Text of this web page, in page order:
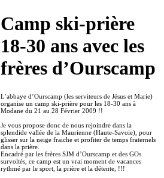
Camp ski-prière
18-30 ans avec les
frères d’Ourscamp
L’abbaye d’Ourscamp (les serviteurs de Jésus et Marie)
organise un camp ski-prière pour les 18-30 ans à
Modane du 21 au 28 Février 2009 !!
Je vous propose donc de nous rejoindre dans la
splendide vallée de la Maurienne (Haute-Savoie), pour
glisser sur la neige fraiche et profiter de temps fraternels
dans la prière.
Encadré par les frères SJM d’Ourscamp et des GOs
survoltés, ce camp est un vrai moment de vacances
rythmé par le sport, la prière et la détente, !!!